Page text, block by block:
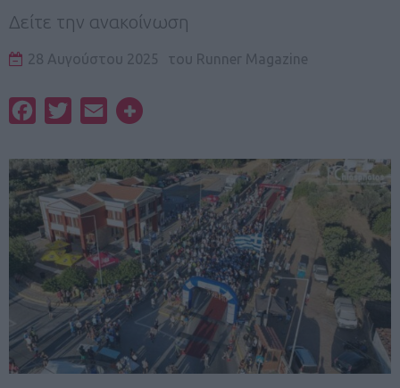
Δείτε την ανακοίνωση
28 Αυγούστου 2025 του Runner Magazine
FacebookTwitterEmail